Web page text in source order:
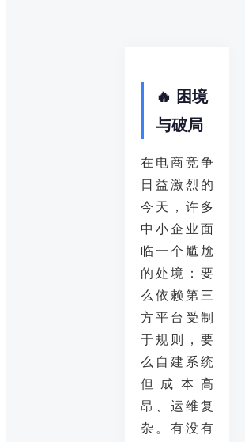
🔥 困境
与破局
在电商竞争
日益激烈的
今天，许多
中小企业面
临一个尴尬
的处境：要
么依赖第三
方平台受制
于规则，要
么自建系统
但成本高
昂、运维复
杂。有没有